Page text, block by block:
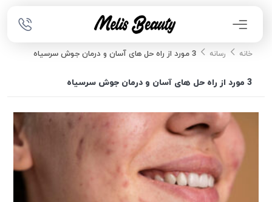
خانه رسانه 3 مورد از راه حل های آسان و درمان جوش سرسیاه
3 مورد از راه حل های آسان و درمان جوش سرسیاه